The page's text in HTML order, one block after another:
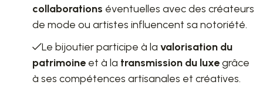
collaborations éventuelles avec des créateurs
de mode ou artistes influencent sa notoriété.
Le bijoutier participe à la valorisation du
patrimoine et à la transmission du luxegrâce
à ses compétences artisanales et créatives.